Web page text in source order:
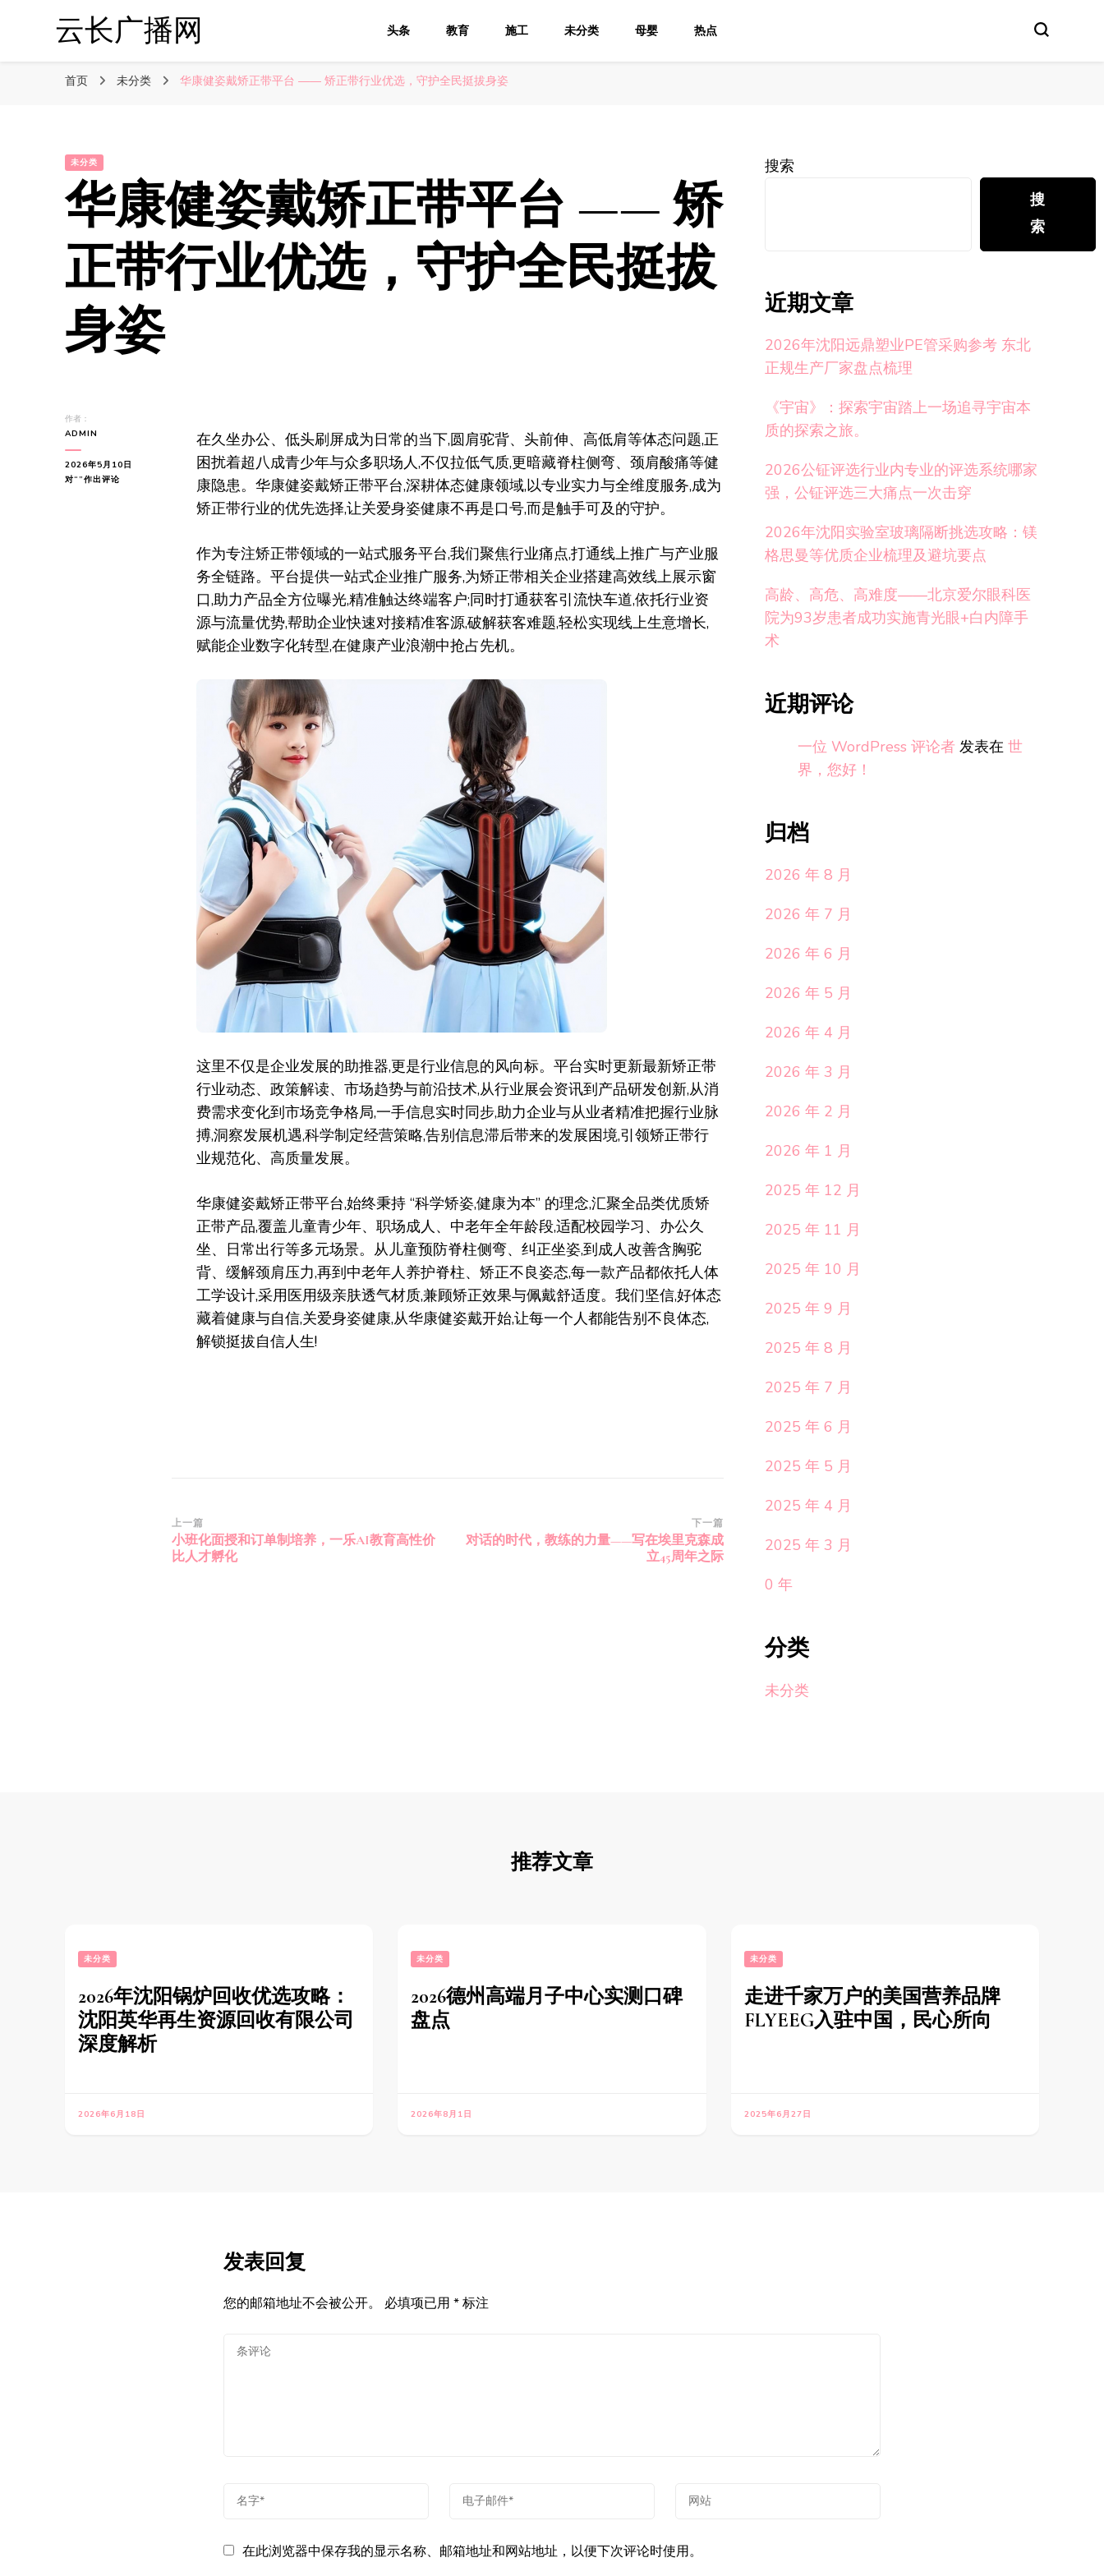
云长广播网 头条 教育 施工 未分类 母婴 热点
首页 未分类 华康健姿戴矫正带平台 —— 矫正带行业优选，守护全民挺拔身姿
未分类
华康健姿戴矫正带平台 —— 矫
正带行业优选，守护全民挺拔
身姿
作者：
ADMIN
2026年5月10日
对“ 华
”作出评论
在久坐办公、低头刷屏成为日常的当下,圆肩驼背、头前伸、高低肩等体态问题,正
困扰着超八成青少年与众多职场人,不仅拉低气质,更暗藏脊柱侧弯、颈肩酸痛等健
康隐患。华康健姿戴矫正带平台,深耕体态健康领域,以专业实力与全维度服务,成为
矫正带行业的优先选择,让关爱身姿健康不再是口号,而是触手可及的守护。
作为专注矫正带领域的一站式服务平台,我们聚焦行业痛点,打通线上推广与产业服
务全链路。平台提供一站式企业推广服务,为矫正带相关企业搭建高效线上展示窗
口,助力产品全方位曝光,精准触达终端客户;同时打通获客引流快车道,依托行业资
源与流量优势,帮助企业快速对接精准客源,破解获客难题,轻松实现线上生意增长,
赋能企业数字化转型,在健康产业浪潮中抢占先机。
这里不仅是企业发展的助推器,更是行业信息的风向标。平台实时更新最新矫正带
行业动态、政策解读、市场趋势与前沿技术,从行业展会资讯到产品研发创新,从消
费需求变化到市场竞争格局,一手信息实时同步,助力企业与从业者精准把握行业脉
搏,洞察发展机遇,科学制定经营策略,告别信息滞后带来的发展困境,引领矫正带行
业规范化、高质量发展。
华康健姿戴矫正带平台,始终秉持 “科学矫姿,健康为本” 的理念,汇聚全品类优质矫
正带产品,覆盖儿童青少年、职场成人、中老年全年龄段,适配校园学习、办公久
坐、日常出行等多元场景。从儿童预防脊柱侧弯、纠正坐姿,到成人改善含胸驼
背、缓解颈肩压力,再到中老年人养护脊柱、矫正不良姿态,每一款产品都依托人体
工学设计,采用医用级亲肤透气材质,兼顾矫正效果与佩戴舒适度。我们坚信,好体态
藏着健康与自信,关爱身姿健康,从华康健姿戴开始,让每一个人都能告别不良体态,
解锁挺拔自信人生!
博
文
上一篇
小班化面授和订单制培养，一乐AI教育高性价
比人才孵化
下一篇
对话的时代，教练的力量——写在埃里克森成
立45周年之际
搜索
搜
索
近期文章
2026年沈阳远鼎塑业PE管采购参考 东北
正规生产厂家盘点梳理
《宇宙》：探索宇宙踏上一场追寻宇宙本
质的探索之旅。
2026公钲评选行业内专业的评选系统哪家
强，公钲评选三大痛点一次击穿
2026年沈阳实验室玻璃隔断挑选攻略：镁
格思曼等优质企业梳理及避坑要点
高龄、高危、高难度——北京爱尔眼科医
院为93岁患者成功实施青光眼+白内障手
术
近期评论
一位 WordPress 评论者 发表在 世
界，您好！
归档
2026 年 8 月
2026 年 7 月
2026 年 6 月
2026 年 5 月
2026 年 4 月
2026 年 3 月
2026 年 2 月
2026 年 1 月
2025 年 12 月
2025 年 11 月
2025 年 10 月
2025 年 9 月
2025 年 8 月
2025 年 7 月
2025 年 6 月
2025 年 5 月
2025 年 4 月
2025 年 3 月
0 年
分类
未分类
推荐文章
未分类
2026年沈阳锅炉回收优选攻略：
沈阳英华再生资源回收有限公司
深度解析
2026年6月18日
未分类
2026德州高端月子中心实测口碑
盘点
2026年8月1日
未分类
走进千家万户的美国营养品牌
FLYEEG入驻中国，民心所向
2025年6月27日
发表回复
您的邮箱地址不会被公开。 必填项已用 *标注
在此浏览器中保存我的显示名称、邮箱地址和网站地址，以便下次评论时使用。